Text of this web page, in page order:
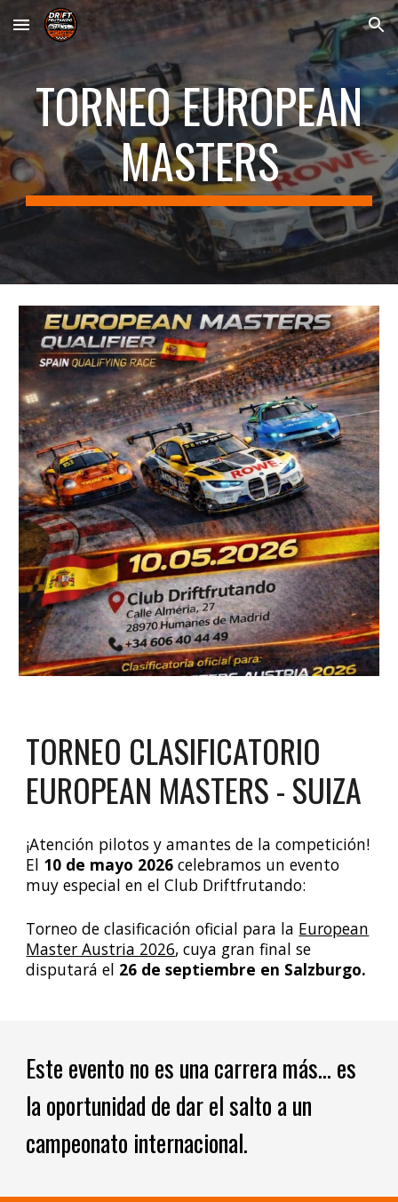
Skip to main content Skip to navigation
TORNEO EUROPEAN
MASTERS
TORNEO CLASIFICATORIO
EUROPEAN MASTERS - SUIZA
¡Atención pilotos y amantes de la competición!
El 10 de mayo 2026 celebramos un evento
muy especial en el Club Driftfrutando:
Torneo de clasificación oficial para la European
Master Austria 2026, cuya gran final se
disputará el 26 de septiembre en Salzburgo.
Este evento no es una carrera más… es
la oportunidad de dar el salto a un
campeonato internacional.